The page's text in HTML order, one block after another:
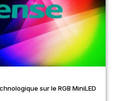
sur le RGB MiniLED